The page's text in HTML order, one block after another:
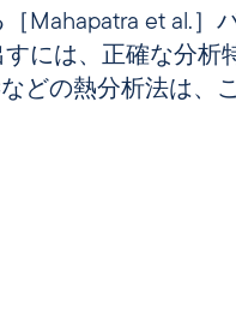
Mahapatra et al.］
には、正確な分析
どの熱分析法は、